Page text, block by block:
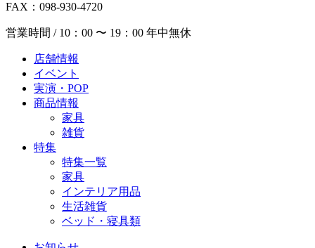
FAX：098-930-4720
営業時間 / 10：00 〜 19：00 年中無休
店舗情報
イベント
実演・POP
商品情報
家具
雑貨
特集
特集一覧
家具
インテリア用品
生活雑貨
ベッド・寝具類